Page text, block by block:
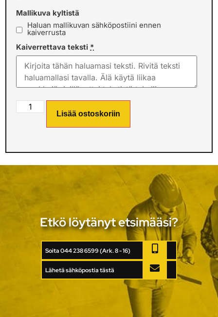
Mallikuva kyltistä
Haluan mallikuvan sähköpostiini ennen
kaiverrusta
Kaiverrettava teksti *
Lisää ostoskoriin
Etkö löytänyt etsimääsi?
Soita 044 238 6599 (Ark. 8 - 16)
Lähetä sähköpostia tästä